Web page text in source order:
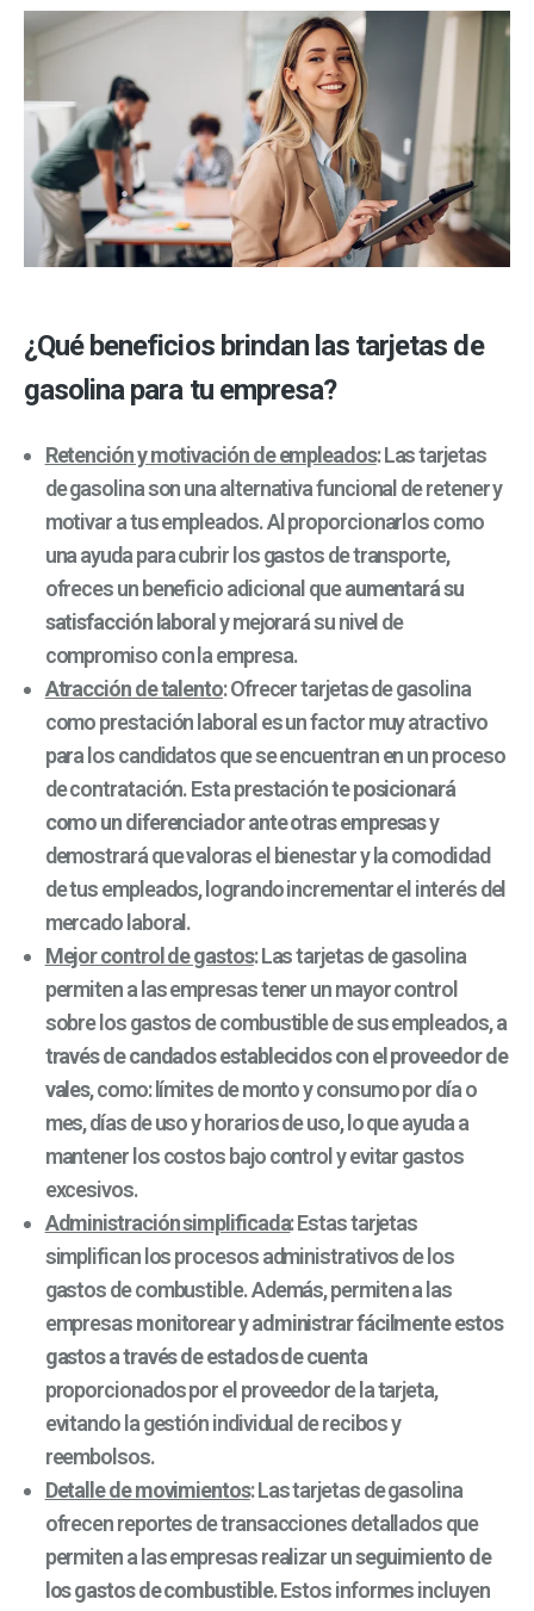
¿Qué beneficios brindan las tarjetas de
gasolina para tu empresa?
Retención y motivación de empleados: Las tarjetas
de gasolina son una alternativa funcional de retener y
motivar a tus empleados. Al proporcionarlos como
una ayuda para cubrir los gastos de transporte,
ofreces un beneficio adicional queaumentará su
satisfacción laboral y mejorará su nivel de
compromiso con la empresa.
Atracción de talento: Ofrecer tarjetas de gasolina
como prestación laboral es un factor muy atractivo
para los candidatos que se encuentran en un proceso
de contratación. Esta prestaciónte posicionará
como un diferenciador ante otras empresasy
demostrará que valoras el bienestar y la comodidad
de tus empleados, logrando incrementar el interés del
mercado laboral.
Mejor control de gastos: Las tarjetas de gasolina
permiten a las empresas tener un mayor control
sobre los gastos de combustible de sus empleados,a
través de candados establecidos con el proveedor de
vales, como: límites de monto y consumo por día o
mes, días de uso y horarios de uso, lo que ayuda a
mantener los costos bajo control y evitar gastos
excesivos.
Administración simplificada: Estas tarjetas
simplifican los procesos administrativos de los
gastos de combustible. Además, permiten a las
empresasmonitorear y administrar fácilmente estos
gastos a través de estados de cuenta
proporcionados por el proveedor de la tarjeta,
evitando la gestión individual de recibos y
reembolsos.
Detalle de movimientos: Las tarjetas de gasolina
ofrecen reportes de transacciones detallados que
permiten a las empresas realizar unseguimiento de
los gastos de combustible. Estos informes incluyen